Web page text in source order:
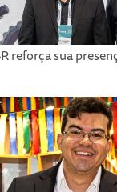
reforça sua